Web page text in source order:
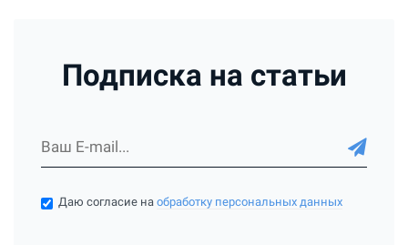
Подписка на статьи
Даю согласие наобработку персональных данных